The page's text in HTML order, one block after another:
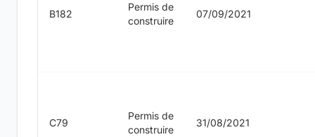
B182
Permis de
construire
07/09/2021
C79
Permis de
construire
31/08/2021